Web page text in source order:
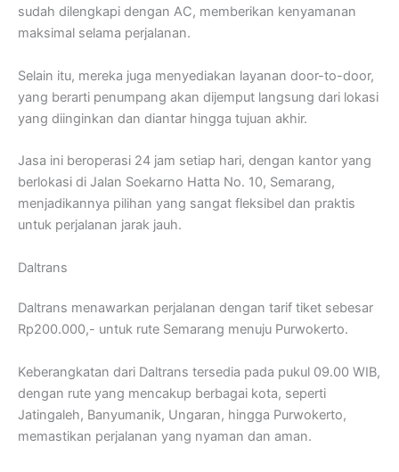
sudah dilengkapi dengan AC, memberikan kenyamanan
maksimal selama perjalanan.
Selain itu, mereka juga menyediakan layanan door-to-door,
yang berarti penumpang akan dijemput langsung dari lokasi
yang diinginkan dan diantar hingga tujuan akhir.
Jasa ini beroperasi 24 jam setiap hari, dengan kantor yang
berlokasi di Jalan Soekarno Hatta No. 10, Semarang,
menjadikannya pilihan yang sangat fleksibel dan praktis
untuk perjalanan jarak jauh.
Daltrans
Daltrans menawarkan perjalanan dengan tarif tiket sebesar
Rp200.000,- untuk rute Semarang menuju Purwokerto.
Keberangkatan dari Daltrans tersedia pada pukul 09.00 WIB,
dengan rute yang mencakup berbagai kota, seperti
Jatingaleh, Banyumanik, Ungaran, hingga Purwokerto,
memastikan perjalanan yang nyaman dan aman.